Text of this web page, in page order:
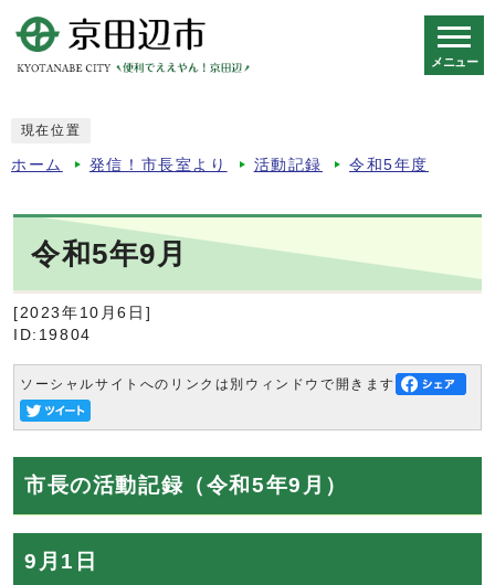
メニュー
現在位置
ホーム 発信！市長室より 活動記録 令和5年度
令和5年9月
[2023年10月6日]
ID:19804
ソーシャルサイトへのリンクは別ウィンドウで開きます
市長の活動記録（令和5年9月）
9月1日